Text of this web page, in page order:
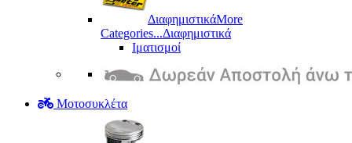
ΔιαφημιστικάMore
Categories...Διαφημιστικά
Ιματισμοί
Μοτοσυκλέτα